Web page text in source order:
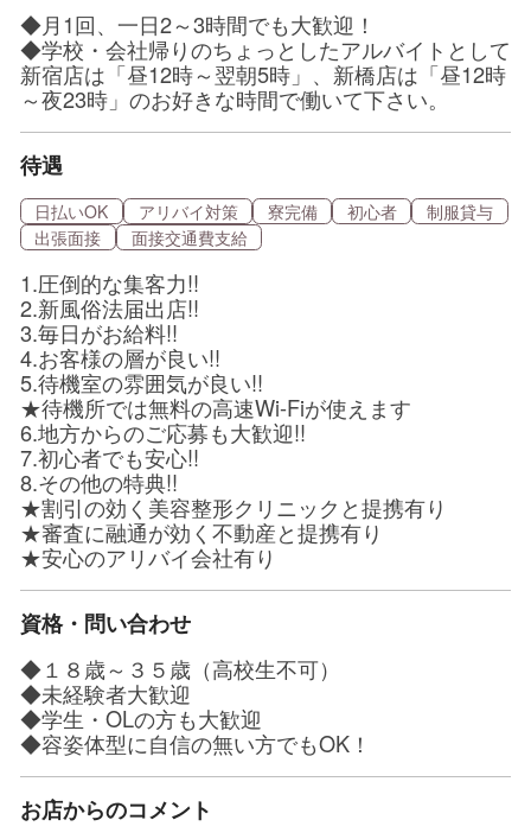
◆月1回、一日2～3時間でも大歓迎！
◆学校・会社帰りのちょっとしたアルバイトとして
新宿店は「昼12時～翌朝5時」、新橋店は「昼12時
～夜23時」のお好きな時間で働いて下さい。
待遇
日払いOK アリバイ対策 寮完備 初心者
制服貸与
出張面接
面接交通費支給
1.圧倒的な集客力!!
2.新風俗法届出店!!
3.毎日がお給料!!
4.お客様の層が良い!!
5.待機室の雰囲気が良い!!
★待機所では無料の高速Wi-Fiが使えます
6.地方からのご応募も大歓迎!!
7.初心者でも安心!!
8.その他の特典!!
★割引の効く美容整形クリニックと提携有り
★審査に融通が効く不動産と提携有り
★安心のアリバイ会社有り
資格・問い合わせ
◆１８歳～３５歳（高校生不可）
◆未経験者大歓迎
◆学生・OLの方も大歓迎
◆容姿体型に自信の無い方でもOK！
お店からのコメント